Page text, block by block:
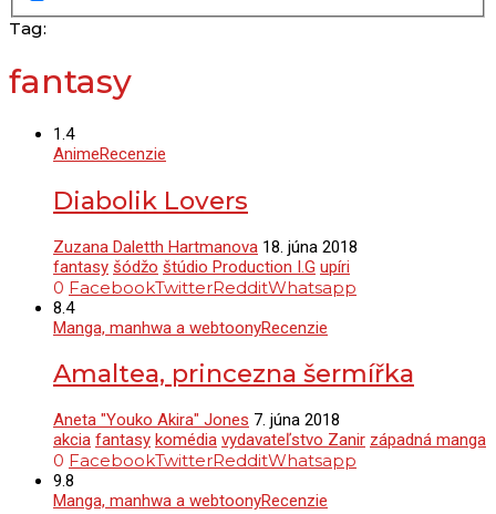
Tag:
fantasy
1.4
AnimeRecenzie
Diabolik Lovers
Zuzana Daletth Hartmanova 18. júna 2018
fantasy šódžo štúdio Production I.G upíri
0 FacebookTwitterRedditWhatsapp
8.4
Manga, manhwa a webtoonyRecenzie
Amaltea, princezna šermířka
Aneta "Youko Akira" Jones 7. júna 2018
akcia fantasy komédia vydavateľstvo Zanir západná manga
0 FacebookTwitterRedditWhatsapp
9.8
Manga, manhwa a webtoonyRecenzie